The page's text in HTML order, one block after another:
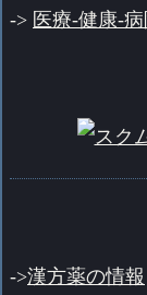
-> 医療-健康-
->漢方薬の情報